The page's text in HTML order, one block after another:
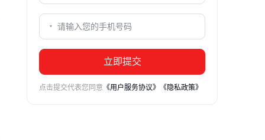
立即提交
点击提交代表您同意 《用户服务协议》 《隐私政策》